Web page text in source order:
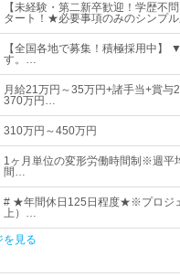
【未経験・第二新卒歓迎！学歴不
タート！★必要事項のみのシンプ
【全国各地で募集！積極採用中
す。…
月給21万円～35万円+諸手当+賞
370万円…
310万円～450万円
1ヶ月単位の変形労働時間制※週平
間…
# ★年間休日125日程度★※プロジ
上）…
を見る